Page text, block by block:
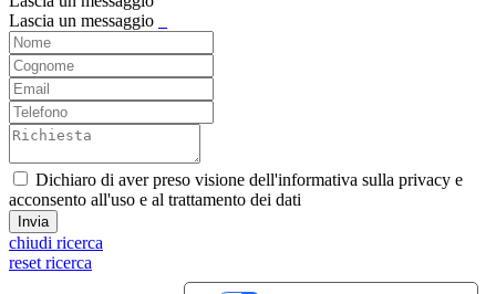
Lascia un messaggio
Dichiaro di aver preso visione dell'informativa sulla privacy e
acconsento all'uso e al trattamento dei dati
chiudi ricerca
reset ricerca